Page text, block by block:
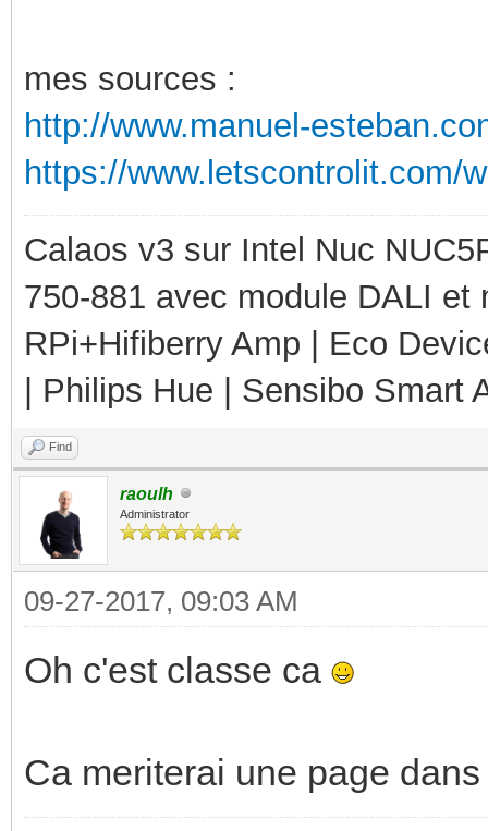
mes sources :
http://www.manuel-
https://www.letscontrolit.com/
Calaos v3 sur Intel Nuc
750-881 avec module DALI
RPi+Hifiberry Amp | Eco
| Philips Hue | Sensibo Smart
Find
raoulh
Administrator
09-27-2017, 09:03 AM
Oh c'est classe ca
Ca meriterai une page